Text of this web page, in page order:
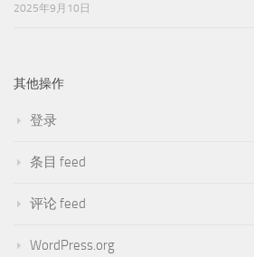
2025年9月10日
其他操作
登录
条目 feed
评论 feed
WordPress.org